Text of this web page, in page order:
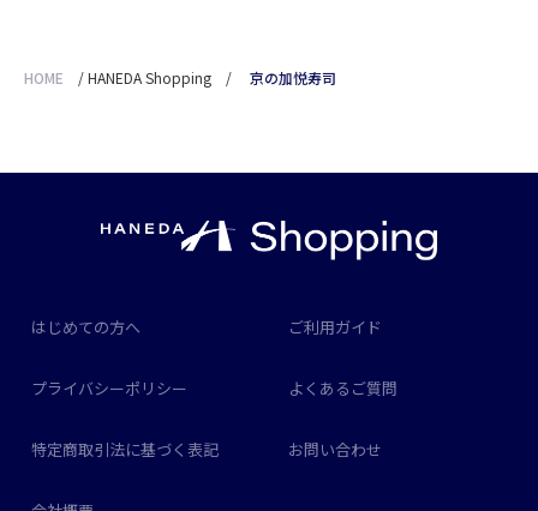
HOME /HANEDA Shopping / 京の加悦寿司
はじめての方へ ご利用ガイド
プライバシーポリシー よくあるご質問
特定商取引法に基づく表記 お問い合わせ